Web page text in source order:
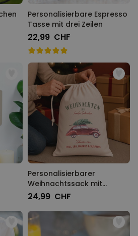
Personalisierbare Espresso
Tasse mit drei Zeilen
22,99 CHF
Personalisierbarer
Weihnachtssack mit
Illustration
24,99 CHF